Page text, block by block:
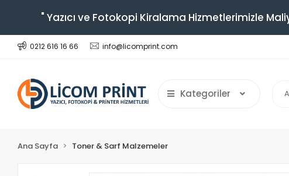
" Yazıcı ve Fotokopi Kiralama Hizmetlerimizle
0212 616 16 66 info@licomprint.com
Kategoriler
Ana Sayfa Toner & Sarf Malzemeler